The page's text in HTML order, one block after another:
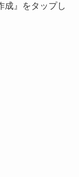
成』をタップし